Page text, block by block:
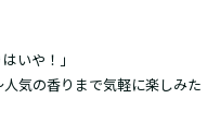
いや！」
気の香りまで気軽に楽しみた